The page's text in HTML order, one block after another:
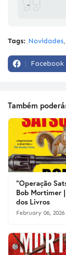
-
Tags: Novidades
Facebook
Também
"Operação
Bob Mortimer
dos Livros
February 06, 2026